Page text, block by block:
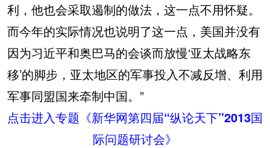
利，他也会采取遏制的做法，这一点不用怀疑。
而今年的实际情况也说明了这一点，美国并没有
因为习近平和奥巴马的会谈而放慢‘亚太战略东
移’的脚步，亚太地区的军事投入不减反增、利用
军事同盟国来牵制中国。”
点击进入专题《新华网第四届“纵论天下”2013国
际问题研讨会》